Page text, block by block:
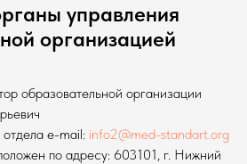
управления
организацией
образовательной организации
e-mail: info2@med-standart.org
по адресу: 603101, г. Нижний